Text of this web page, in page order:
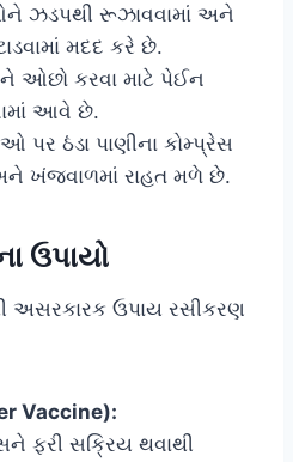
ઝડપથી રૂઝાવવામાં અને
મદદ કરે છે.
ઓછો કરવા માટે પેઈન
આવે છે.
પર ઠંડા પાણીના કોમ્પ્રેસ
ખંજવાળમાં રાહત મળે છે.
ઉપાયો
અસરકારક ઉપાય રસીકરણ
Vaccine):
ફરી સક્રિય થવાથી